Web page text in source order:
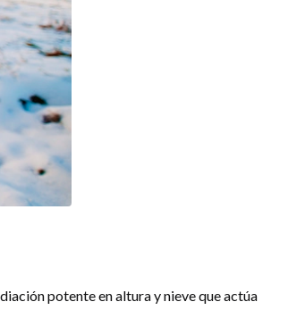
potente en altura y nieve que actúa